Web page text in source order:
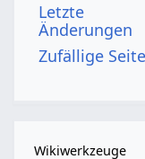
Letzte
Änderungen
Zufällige Seite
Wikiwerkzeuge